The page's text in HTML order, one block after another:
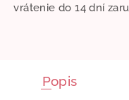
vrátenie do 14 dní
Popis